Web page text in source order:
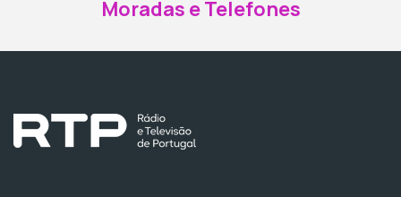
Moradas e Telefones